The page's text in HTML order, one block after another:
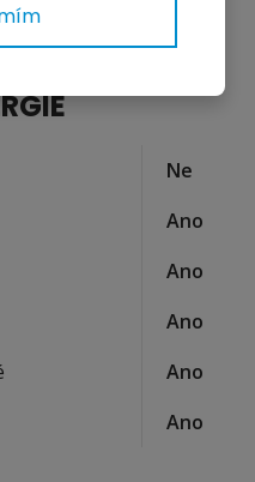
Ne
Ano
Ano
Ano
Ano
Ano